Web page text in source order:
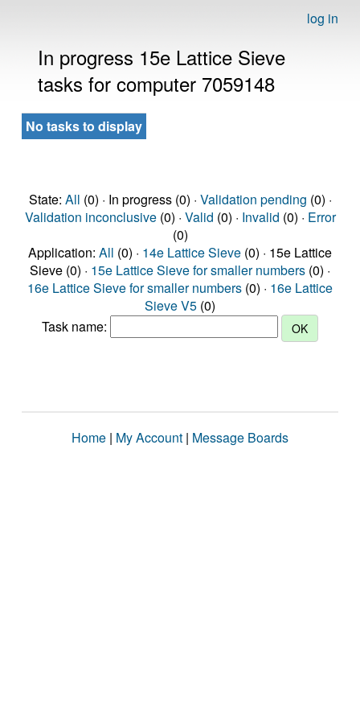
log in
In progress 15e Lattice Sieve
tasks for computer 7059148
No tasks to display
State: All (0) · In progress (0) · Validation pending (0) ·
Validation inconclusive(0) · Valid (0) · Invalid (0) · Error
(0)
Application: All (0) · 14e Lattice Sieve (0) · 15e Lattice
Sieve (0) · 15e Lattice Sieve for smaller numbers (0) ·
16e Lattice Sieve for smaller numbers (0) · 16e Lattice
Sieve V5 (0)
Task name:
Home | My Account | Message Boards